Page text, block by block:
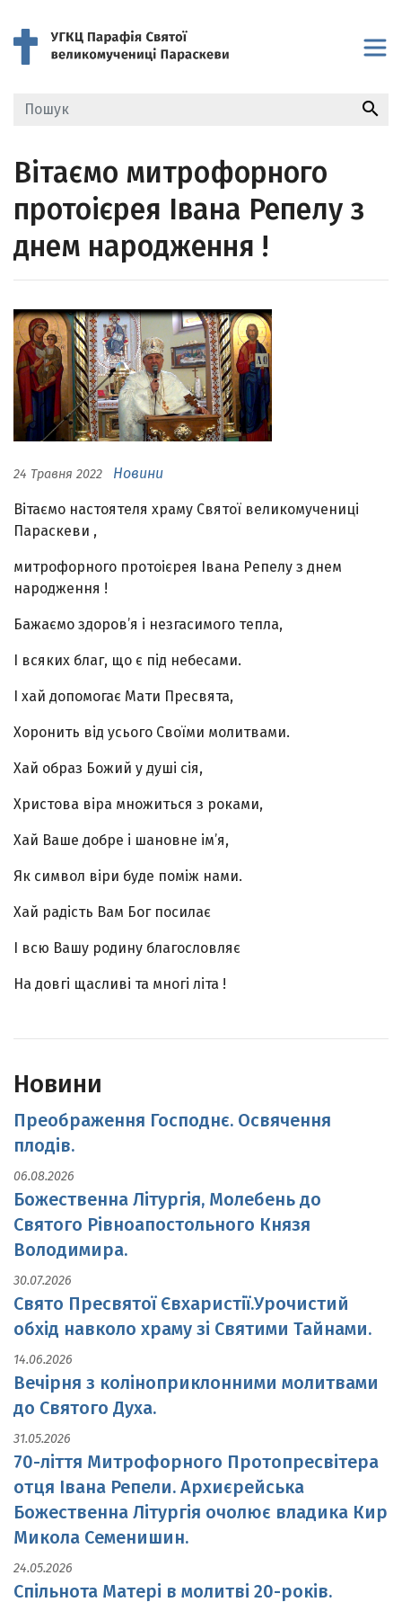
search
Вітаємо митрофорного
протоієрея Івана Репелу з
днем народження !
24 Травня 2022 Новини
Вітаємо настоятеля храму Святої великомучениці
Параскеви ,
митрофорного протоієрея Івана Репелу з днем
народження !
Бажаємо здоров’я і незгасимого тепла,
І всяких благ, що є під небесами.
І хай допомогає Мати Пресвята,
Хоронить від усього Своїми молитвами.
Хай образ Божий у душі сія,
Христова віра множиться з роками,
Хай Ваше добре і шановне ім’я,
Як символ віри буде поміж нами.
Хай радість Вам Бог посилає
І всю Вашу родину благословляє
На довгі щасливі та многі літа !
Новини
Преображення Господнє. Освячення
плодів.
06.08.2026
Божественна Літургія, Молебень до
Святого Рівноапостольного Князя
Володимира.
30.07.2026
Свято Пресвятої Євхаристії.Урочистий
обхід навколо храму зі Святими Тайнами.
14.06.2026
Вечірня з коліноприклонними молитвами
до Святого Духа.
31.05.2026
70-ліття Митрофорного Протопресвітера
отця Івана Репели. Архиєрейська
Божественна Літургія очолює владика Кир
Микола Семенишин.
24.05.2026
Спільнота Матері в молитві 20-років.